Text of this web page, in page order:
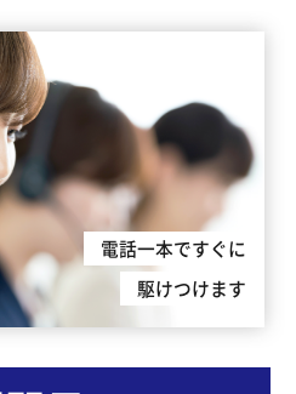
電話一本ですぐに
駆けつけます